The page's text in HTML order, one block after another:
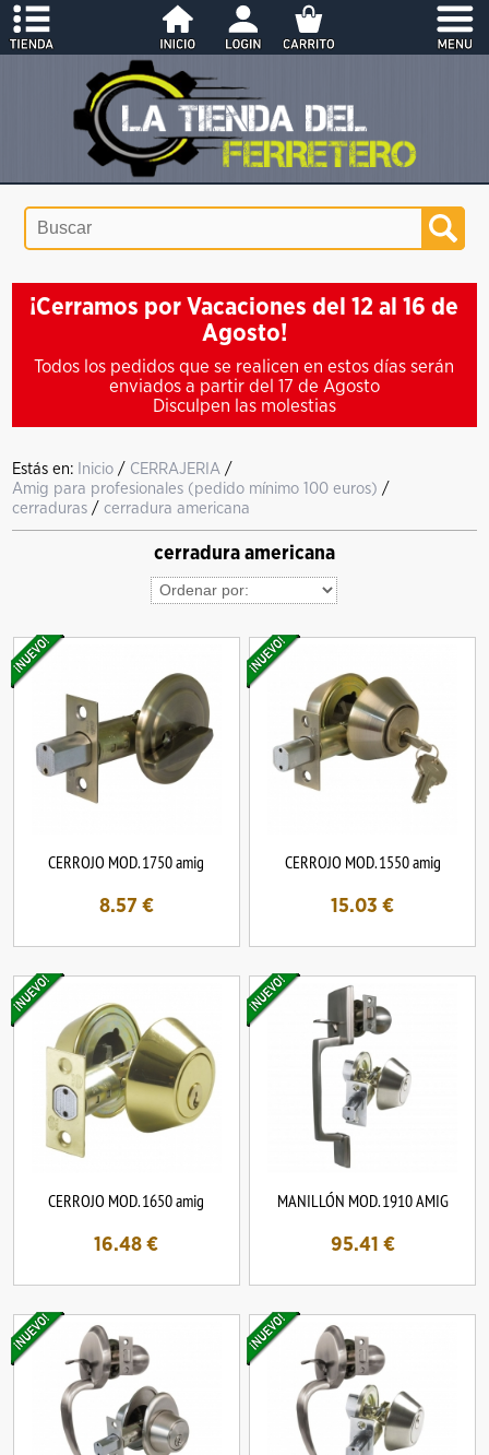
¡Cerramos por Vacaciones del 12 al 16 de
Agosto!
Todos los pedidos que se realicen en estos días serán
enviados a partir del 17 de Agosto
Disculpen las molestias
Estás en: Inicio / CERRAJERIA /
Amig para profesionales (pedido mínimo 100 euros) /
cerraduras /cerradura americana
cerradura americana
CERROJO MOD. 1750 amig
8.57 €
CERROJO MOD. 1550 amig
15.03 €
CERROJO MOD. 1650 amig
16.48 €
MANILLÓN MOD. 1910 AMIG
95.41 €